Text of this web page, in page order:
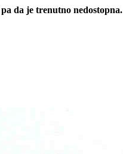
da je trenutno nedostopna.